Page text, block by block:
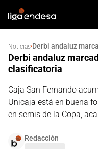
Noticias·Derbi andaluz
Derbi andaluz
clasificatoria
Caja San Fernando
Unicaja está en buena
en semis de la Copa,
Redacción